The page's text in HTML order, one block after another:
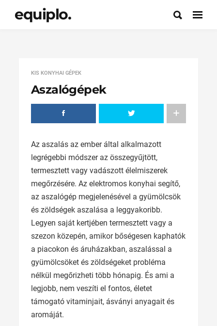
equiplo.
KIS KONYHAI GÉPEK
Aszalógépek
Az aszalás az ember által alkalmazott
legrégebbi módszer az összegyűjtött,
termesztett vagy vadászott élelmiszerek
megőrzésére. Az elektromos konyhai segítő,
az aszalógép megjelenésével a gyümölcsök
és zöldségek aszalása a leggyakoribb.
Legyen saját kertjében termesztett vagy a
szezon közepén, amikor bőségesen kaphatók
a piacokon és áruházakban, aszalással a
gyümölcsöket és zöldségeket probléma
nélkül megőrizheti több hónapig. És ami a
legjobb, nem veszíti el fontos, életet
támogató vitaminjait, ásványi anyagait és
aromáját.